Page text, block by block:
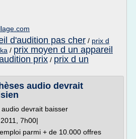
d'audition pas cher / prix d
/ prix moyen d un appareil
prix / prix d un
audio devrait
devrait baisser
7h00|
parmi + de 10.000 offres